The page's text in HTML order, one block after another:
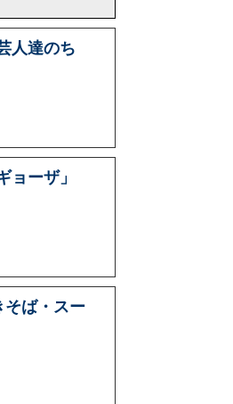
人達のち
ョーザ」
そば・スー